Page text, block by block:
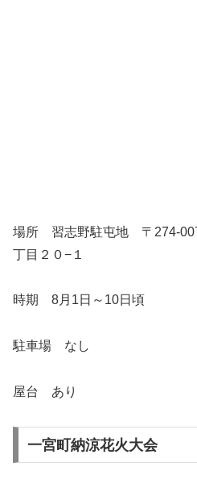
場所 習志野駐屯地 〒274-
丁目２０−１
時期 8月1日～10日頃
駐車場 なし
屋台 あり
一宮町納涼花火大会